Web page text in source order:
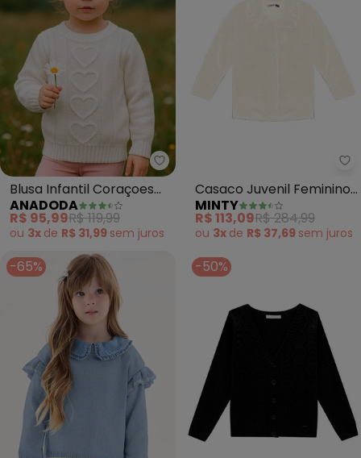
Anadoda - Blusa Infantil
Blusa Infantil Coraçoes
(Off)
ANADODA
R$ 95,99R$ 119,99
ou 3x de R$ 31,99 sem juros
Casaco Juvenil Feminino
Pelo Safira (Bege)
MINTY
R$ 113,09R$ 284,99
ou 3x de R$ 37,69 sem juros
-65% -50%